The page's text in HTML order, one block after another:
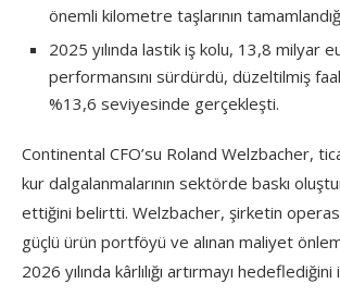
önemli kilometre taşlarının
2025 yılında lastik iş kolu, 13,8 milyar
performansını sürdürdü, düzeltilmiş
%13,6 seviyesinde gerçekleşti.
Continental CFO’su Roland Welzbacher,
kur dalgalanmalarının sektörde baskı
ettiğini belirtti. Welzbacher, şirketin
güçlü ürün portföyü ve alınan maliyet
2026 yılında kârlılığı artırmayı